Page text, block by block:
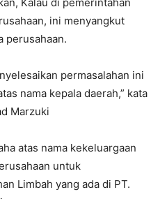
ini menyangkut
perusahaan.
permasalahan ini
nama kepala daerah,” kata
Marzuki
atas nama kekeluargaan
untuk
Limbah yang ada di PT.